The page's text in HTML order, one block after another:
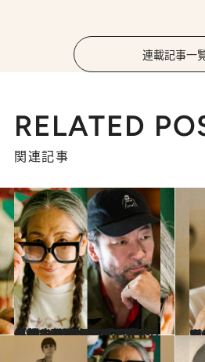
連載記事一
RELATED
関連記事
2025.3.16
【続きを読む】「忠信は子どもの頃から不思議と…」国際派俳優、浅野忠信の母・順子さん（74）が明かす“スターの片鱗”とユニークすぎる「英才教育」
カルチャー 【はじめから読む】浅野忠信を